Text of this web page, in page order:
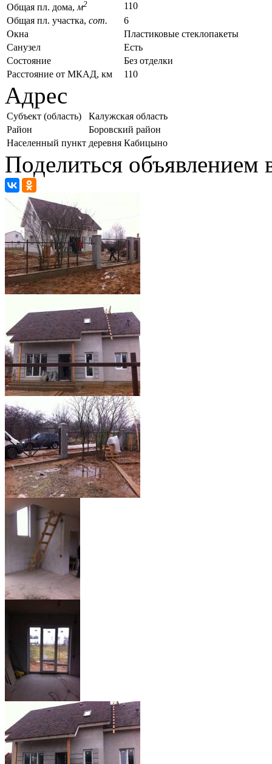
Общая пл. дома, м2
110
Общая пл. участка, сот.
6
Окна
Пластиковые стеклопакеты
Санузел
Есть
Состояние
Без отделки
Расстояние от МКАД, км
110
Адрес
Субъект (область)
Калужская область
Район
Боровский район
Населенный пункт деревня Кабицыно
Поделиться объявлением